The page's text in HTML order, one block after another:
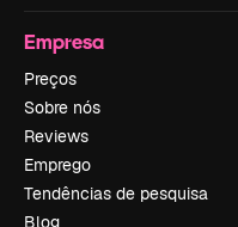
Empresa
Preços
Sobre nós
Reviews
Emprego
Tendências de pesquisa
Blog